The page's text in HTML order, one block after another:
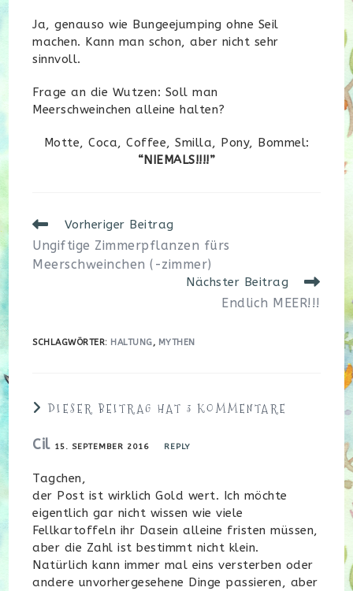
Ja, genauso wie Bungeejumping ohne Seil
machen. Kann man schon, aber nicht sehr
sinnvoll.
Frage an die Wutzen: Soll man
Meerschweinchen alleine halten?
Motte, Coca, Coffee, Smilla, Pony, Bommel:
“NIEMALS!!!!”
Weitere
Artikel
ansehen
Vorheriger Beitrag
Ungiftige Zimmerpflanzen fürs
Meerschweinchen (-zimmer)
Nächster Beitrag
Endlich MEER!!!
SCHLAGWÖRTER: HALTUNG, MYTHEN
DIESER BEITRAG HAT 3 KOMMENTARE
Cil 15. SEPTEMBER 2016 REPLY
Tagchen,
der Post ist wirklich Gold wert. Ich möchte
eigentlich gar nicht wissen wie viele
Fellkartoffeln ihr Dasein alleine fristen müssen,
aber die Zahl ist bestimmt nicht klein.
Natürlich kann immer mal eins versterben oder
andere unvorhergesehene Dinge passieren, aber